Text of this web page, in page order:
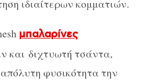
ιδιαίτερων κομματιών.
μπαλαρίνες
και διχτυωτή τσάντα,
φυσικότητα την